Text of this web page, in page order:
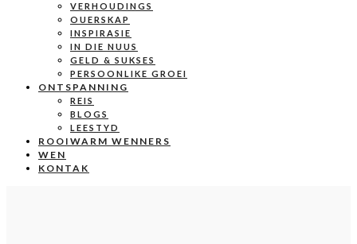
VERHOUDINGS
OUERSKAP
INSPIRASIE
IN DIE NUUS
GELD & SUKSES
PERSOONLIKE GROEI
ONTSPANNING
REIS
BLOGS
LEESTYD
ROOIWARM WENNERS
WEN
KONTAK